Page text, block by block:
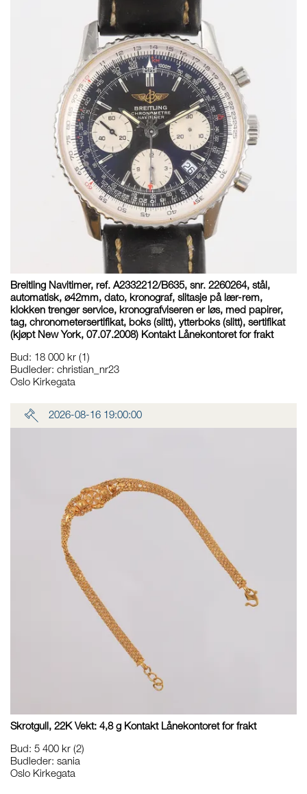
Breitling Navitimer, ref. A2332212/B635, snr. 2260264, stål,
automatisk, ø42mm, dato, kronograf, slitasje på lær-rem,
klokken trenger service, kronografviseren er løs, med papirer,
tag, chronometersertifikat, boks (slitt), ytterboks (slitt), sertifikat
(kjøpt New York, 07.07.2008) Kontakt Lånekontoret for frakt
Bud: 18 000 kr (1)
Budleder: christian_nr23
Oslo Kirkegata
2026-08-16 19:00:00
Skrotgull, 22K Vekt: 4,8 g Kontakt Lånekontoret for frakt
Bud: 5 400 kr (2)
Budleder: sania
Oslo Kirkegata